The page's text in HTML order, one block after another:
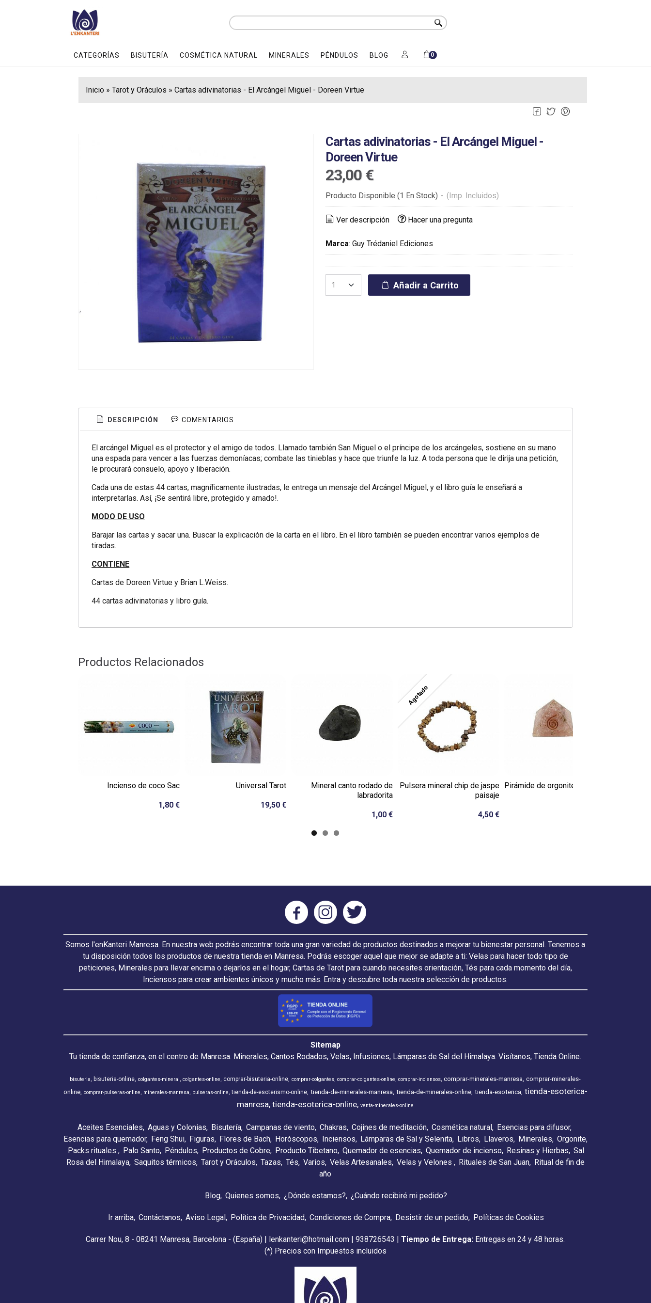
CATEGORÍAS BISUTERÍA COSMÉTICA NATURAL MINERALES PÉNDULOS BLOG 0
Inicio» Tarot y Oráculos » Cartas adivinatorias - El Arcángel Miguel - Doreen Virtue
Cartas adivinatorias - El Arcángel Miguel -
Doreen Virtue
23,00 €
Producto Disponible (1 En Stock) - (Imp. Incluidos)
Ver descripción Hacer una pregunta
Marca: Guy Trédaniel Ediciones
Añadir a Carrito
DESCRIPCIÓN COMENTARIOS
El arcángel Miguel es el protector y el amigo de todos. Llamado también San Miguel o el príncipe de los arcángeles, sostiene en su mano
una espada para vencer a las fuerzas demoníacas; combate las tinieblas y hace que triunfe la luz. A toda persona que le dirija una petición,
le procurará consuelo, apoyo y liberación.
Cada una de estas 44 cartas, magníficamente ilustradas, le entrega un mensaje del Arcángel Miguel, y el libro guía le enseñará a
interpretarlas. Así, ¡Se sentirá libre, protegido y amado!.
MODO DE USO
Barajar las cartas y sacar una. Buscar la explicación de la carta en el libro. En el libro también se pueden encontrar varios ejemplos de
tiradas.
CONTIENE
Cartas de Doreen Virtue y Brian L.Weiss.
44 cartas adivinatorias y libro guía.
Productos Relacionados
Incienso de coco Sac
1,80 €
Universal Tarot
19,50 €
Mineral canto rodado de
labradorita
1,00 €
Agotado
Pulsera mineral chip de jaspe
paisaje
4,50 €
Pirámide de orgonite y cuarzo
Somos l'enKanteri Manresa. En nuestra web podrás encontrar toda una gran variedad de productos destinados a mejorar tu bienestar personal. Tenemos a
tu disposición todos los productos de nuestra tienda en Manresa. Podrás escoger aquel que mejor se adapte a ti: Velas para hacer todo tipo de
peticiones, Minerales para llevar encima o dejarlos en el hogar, Cartas de Tarot para cuando necesites orientación, Tés para cada momento del día,
Inciensos para crear ambientes únicos y mucho más. Entra y descubre toda nuestra selección de productos.
Sitemap
Tu tienda de confianza, en el centro de Manresa. Minerales, Cantos Rodados, Velas, Infusiones, Lámparas de Sal del Himalaya. Visítanos, Tienda Online.
bisuteria bisuteria-online colgantes-mineral colgantes-online comprar-bisuteria-online comprar-colgantes comprar-colgantes-online comprar-inciensos comprar-minerales-manresa comprar-minerales-
online comprar-pulseras-online minerales-manresa pulseras-online tienda-de-esoterismo-online tienda-de-minerales-manresa tienda-de-minerales-online tienda-esoterica tienda-esoterica-
manresa tienda-esoterica-online venta-minerales-online
Aceites Esenciales Aguas y Colonias Bisutería Campanas de viento Chakras Cojines de meditación Cosmética natural Esencias para difusor
Esencias para quemador Feng Shui Figuras Flores de Bach Horóscopos Inciensos Lámparas de Sal y Selenita Libros Llaveros Minerales Orgonite
Packs rituales Palo Santo Péndulos Productos de Cobre Producto Tibetano Quemador de esencias Quemador de incienso Resinas y Hierbas Sal
Rosa del Himalaya Saquitos térmicos Tarot y Oráculos Tazas Tés Varios Velas Artesanales Velas y Velones Rituales de San Juan Ritual de fin de
año
Blog Quienes somos ¿Dónde estamos? ¿Cuándo recibiré mi pedido?
Ir arriba Contáctanos Aviso Legal Política de Privacidad Condiciones de Compra Desistir de un pedido Políticas de Cookies
Carrer Nou, 8 - 08241 Manresa, Barcelona - (España) | lenkanteri@hotmail.com |938726543 |Tiempo de Entrega: Entregas en 24 y 48 horas.
(*) Precios con Impuestos incluidos